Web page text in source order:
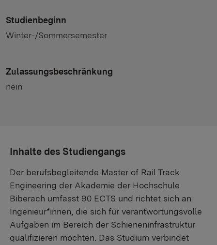
Studienbeginn
Winter-/Sommersemester
Zulassungsbeschränkung
nein
Inhalte des Studiengangs
Der berufsbegleitende Master of Rail Track
Engineering der Akademie der Hochschule
Biberach umfasst 90 ECTS und richtet sich an
Ingenieur*innen, die sich für verantwortungsvolle
Aufgaben im Bereich der Schieneninfrastruktur
qualifizieren möchten. Das Studium verbindet